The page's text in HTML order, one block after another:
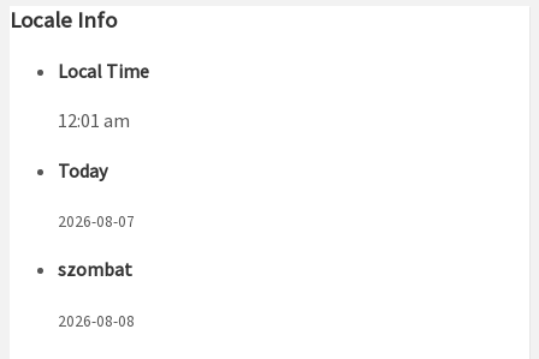
Locale Info
Local Time
12:01 am
Today
2026-08-07
szombat
2026-08-08